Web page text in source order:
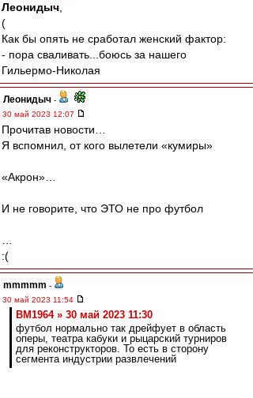
Леонидыч
(
Как бы опять не сработал женский фактор:
- пора сваливать...боюсь за нашего
Гильермо-Николая
Леонидыч -
30 май 2023 12:07
Прочитав новости…
Я вспомнил, от кого вылетели «кумиры»
«Акрон»…
И не говорите, что ЭТО не про футбол
:(
mmmmm -
30 май 2023 11:54
BM1964 » 30 май 2023 11:30
футбол нормально так дрейфует в область
оперы, театра кабуки и рыцарский турниров
для реконструкторов. То есть в сторону
сегмента индустрии развлечений